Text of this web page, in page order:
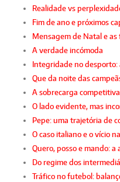
Realidade vs
Fim de ano e próximos
Mensagem de Natal e
A verdade incómoda
Integridade no desporto:
Que da noite das
A sobrecarga
O lado evidente, mas
Pepe: uma trajetória de
O caso italiano e o vício
Quero, posso e mando:
Do regime dos
Tráfico no futebol: